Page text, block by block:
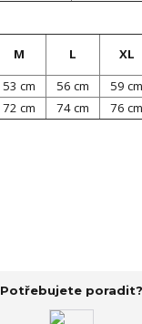
M L XL
53 cm 56 cm 59 cm
72 cm 74 cm 76 cm
Potřebujete poradit?